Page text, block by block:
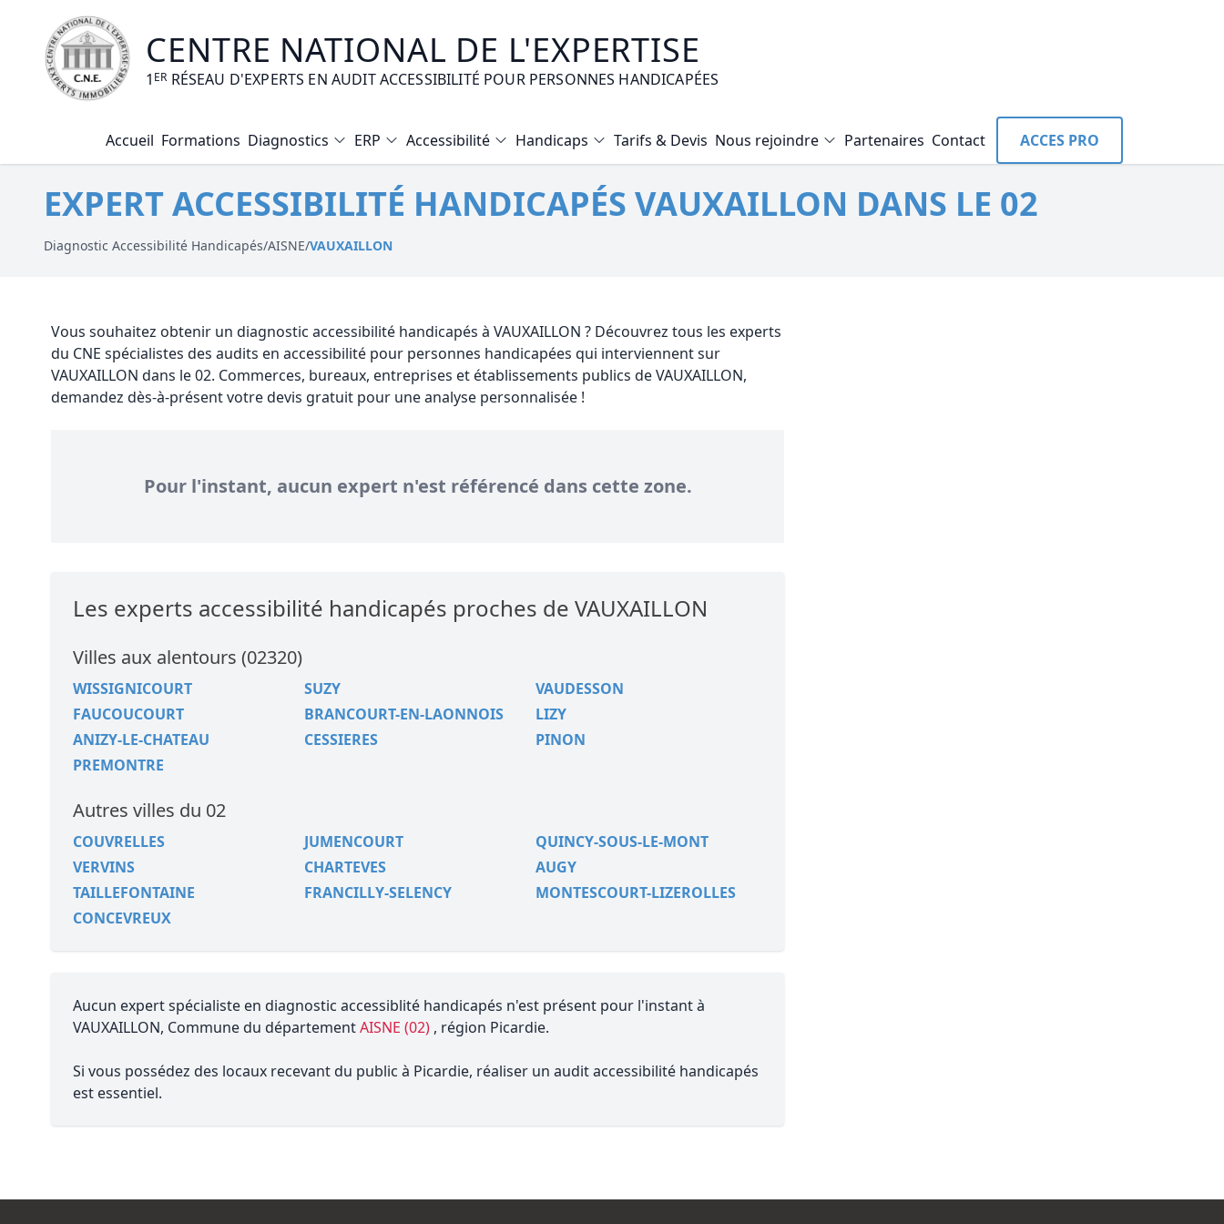
CENTRE NATIONAL DE L'EXPERTISE
1 ER RÉSEAU D'EXPERTS EN AUDIT ACCESSIBILITÉ POUR PERSONNES HANDICAPÉES
Accueil Formations Diagnostics
Diagnostic Electrique
Diagnostic Gaz
Diagnostic Plomb
Certificat d’Habitabilité
ERP Accessibilité Handicaps Tarifs & Devis Nous rejoindre Partenaires Contact ACCES PRO
EXPERT ACCESSIBILITÉ HANDICAPÉS VAUXAILLON DANS LE 02
Diagnostic Accessibilité Handicapés/AISNE/VAUXAILLON
Vous souhaitez obtenir un diagnostic accessibilité handicapés à VAUXAILLON ? Découvrez tous les experts
du CNE spécialistes des audits en accessibilité pour personnes handicapées qui interviennent sur
VAUXAILLON dans le 02. Commerces, bureaux, entreprises et établissements publics de VAUXAILLON,
demandez dès-à-présent votre devis gratuit pour une analyse personnalisée !
Pour l'instant, aucun expert n'est référencé dans cette zone.
Les experts accessibilité handicapés proches de VAUXAILLON
Villes aux alentours (02320)
WISSIGNICOURT SUZY
VAUDESSON
FAUCOUCOURT
BRANCOURT-EN-LAONNOIS
LIZY
ANIZY-LE-CHATEAU
CESSIERES
PINON
PREMONTRE
Autres villes du 02
COUVRELLES JUMENCOURT
QUINCY-SOUS-LE-MONT
VERVINS
CHARTEVES
AUGY
TAILLEFONTAINE
FRANCILLY-SELENCY
MONTESCOURT-LIZEROLLES
CONCEVREUX
Aucun expert spécialiste en diagnostic accessiblité handicapés n'est présent pour l'instant à
VAUXAILLON, Commune du départementAISNE (02) , région Picardie.
Si vous possédez des locaux recevant du public à Picardie, réaliser un audit accessibilité handicapés
est essentiel.